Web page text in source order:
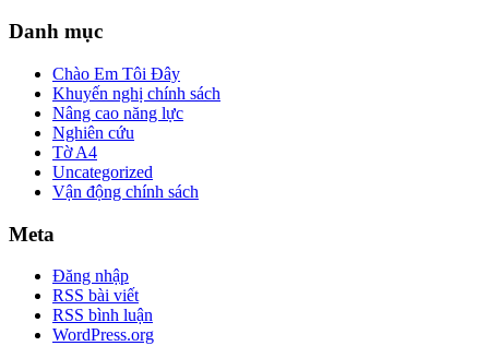
Danh mục
Chào Em Tôi Đây
Khuyến nghị chính sách
Nâng cao năng lực
Nghiên cứu
Tờ A4
Uncategorized
Vận động chính sách
Meta
Đăng nhập
RSS bài viết
RSS bình luận
WordPress.org